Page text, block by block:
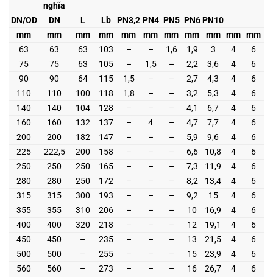
nghĩa
DN/OD DN L Lb PN3,2 PN4 PN5 PN6 PN10
mm
mm mm mm mm mm mm mm mm mm mm
63
63 63 103 – – 1,6 1,9 3 4
6
75
75 63 105 – 1,5 – 2,2 3,6 4
6
90
90 64 115 1,5 – – 2,7 4,3 4
6
110
110 100 118 1,8 – – 3,2 5,3 4
6
140
140 104 128 – – – 4,1 6,7 4
6
160
160 132 137 – 4 – 4,7 7,7 4
6
200
200 182 147 – – – 5,9 9,6 4
6
225
222,5 200 158 – – – 6,6 10,8 4
6
250
250 250 165 – – – 7,3 11,9 4
6
280
280 250 172 – – – 8,2 13,4 4
6
315
315 300 193 – – – 9,2 15 4
6
355
355 310 206 – – – 10 16,9 4
6
400
400 320 218 – – – 12 19,1 4
6
450
450 – 235 – – – 13 21,5 4
6
500
500 – 255 – – – 15 23,9 4
6
560
560 – 273 – – – 16 26,7 4
6